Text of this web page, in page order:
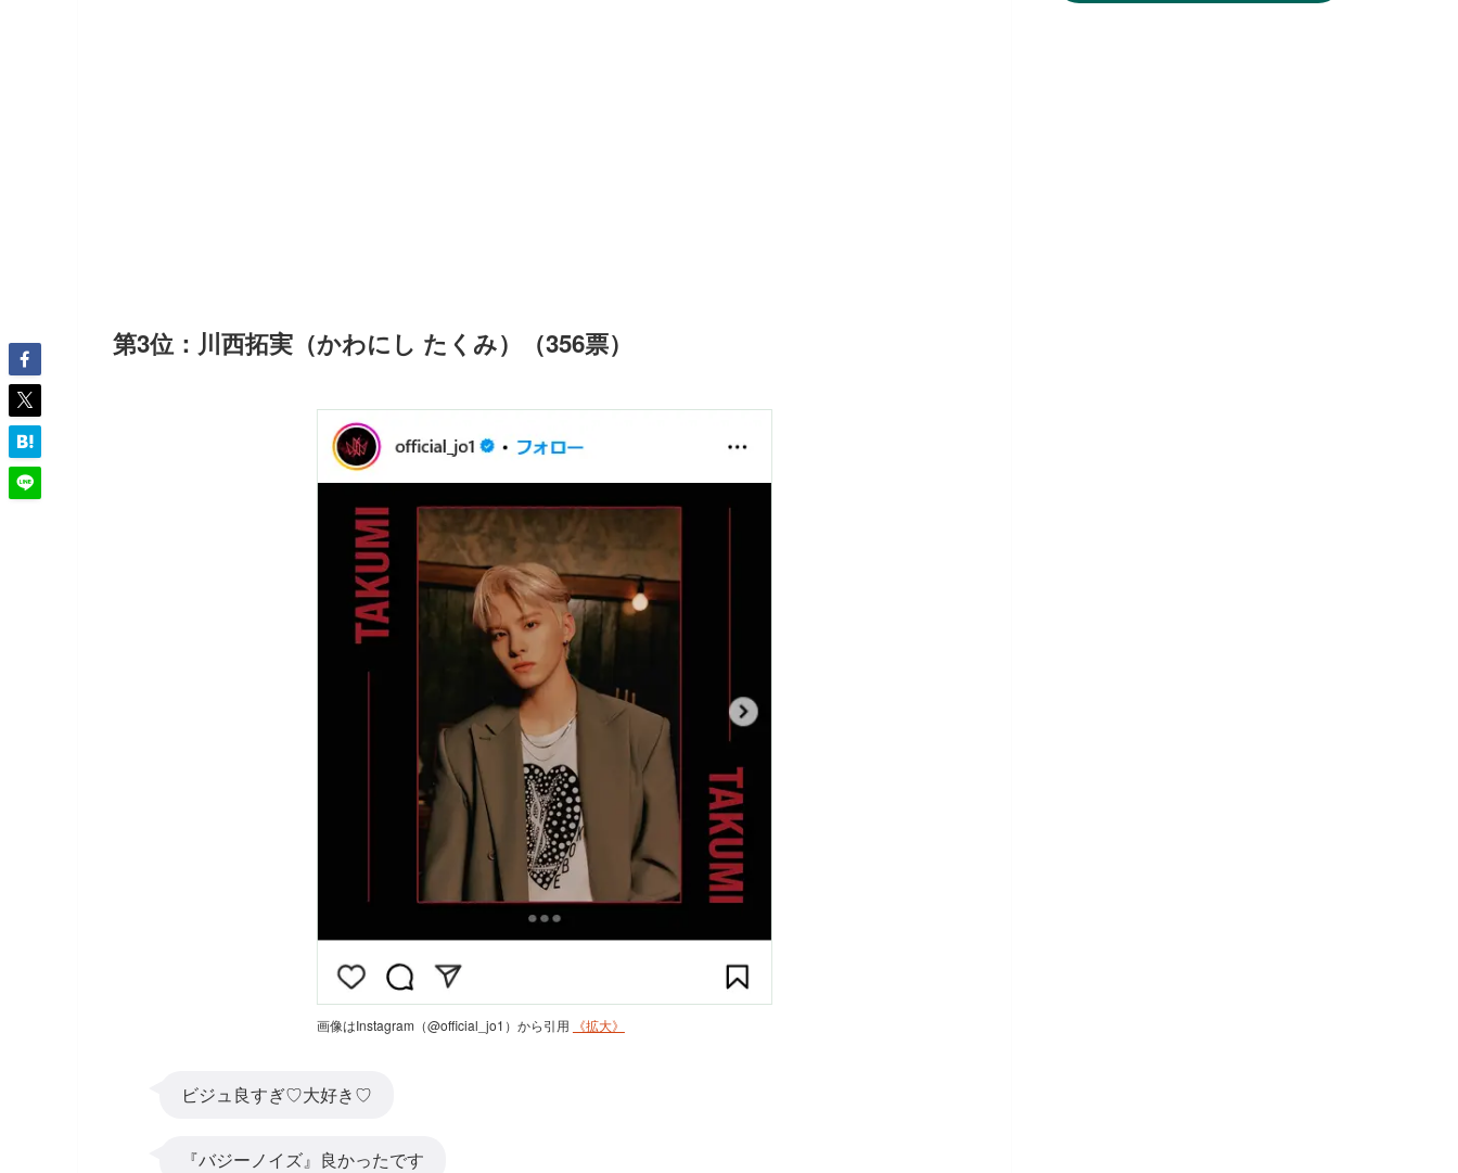
第3位：川西拓実（かわにし たくみ）（356票）
画像はInstagram（@official_jo1）から引用 《拡大》
ビジュ良すぎ♡大好き♡
『バジーノイズ』良かったです